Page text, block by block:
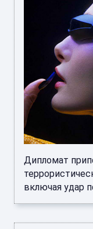
Дипломат
включая удар